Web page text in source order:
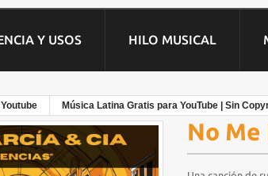
Y USOS HILO MUSICAL
Música Latina Gratis para YouTube | Sin
No Me